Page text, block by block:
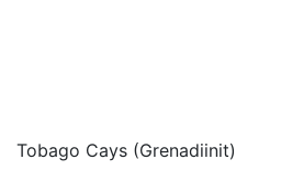
Tobago Cays (Grenadiinit)